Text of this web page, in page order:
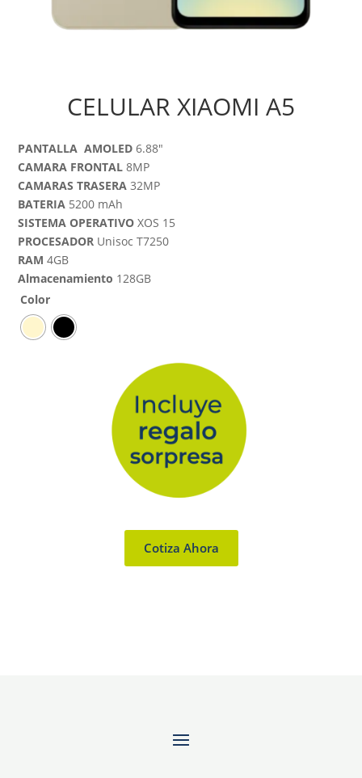
CELULAR XIAOMI A5
PANTALLA AMOLED 6.88″
CAMARA FRONTAL 8MP
CAMARAS TRASERA 32MP
BATERIA 5200 mAh
SISTEMA OPERATIVO XOS 15
PROCESADOR Unisoc T7250
RAM 4GB
Almacenamiento 128GB
Color
Cotiza Ahora